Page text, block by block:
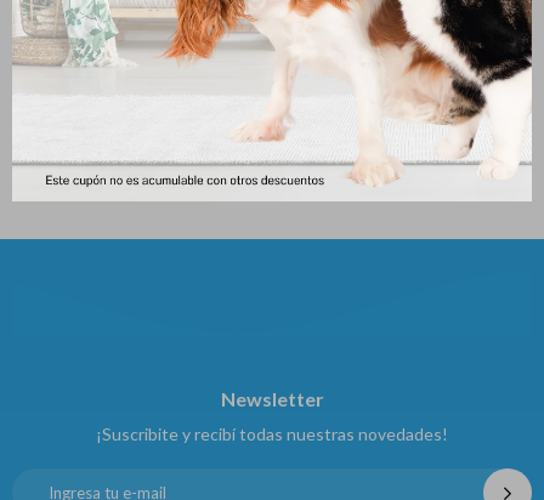
Racion De Cardenal / Exóticos
* 500 Gr
Newsletter
¡Suscribite y recibí todas nuestras novedades!